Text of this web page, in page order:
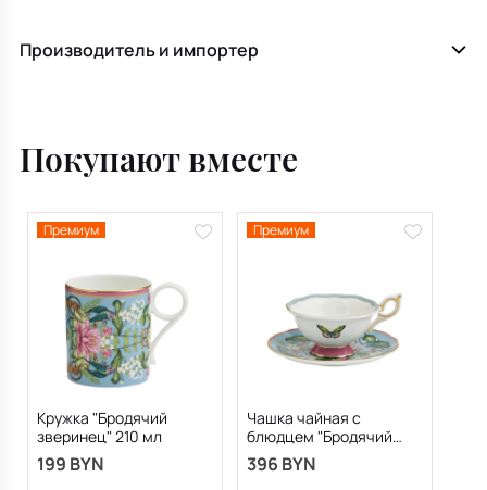
Производитель и импортер
Покупают вместе
Премиум
Кружка "Бродячий
зверинец" 210 мл
199 BYN
Премиум
Чашка чайная с
блюдцем "Бродячий
зверинец" 140 мл
396 BYN